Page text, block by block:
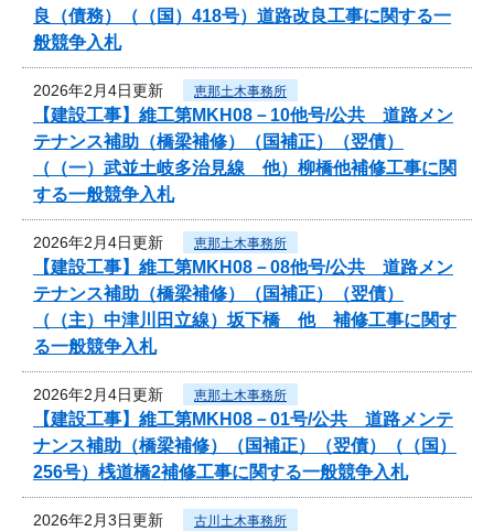
良（債務）（（国）418号）道路改良工事に関する一
般競争入札
2026年2月4日更新 恵那土木事務所
【建設工事】維工第MKH08－10他号/公共 道路メン
テナンス補助（橋梁補修）（国補正）（翌債）
（（一）武並土岐多治見線 他）柳橋他補修工事に関
する一般競争入札
2026年2月4日更新 恵那土木事務所
【建設工事】維工第MKH08－08他号/公共 道路メン
テナンス補助（橋梁補修）（国補正）（翌債）
（（主）中津川田立線）坂下橋 他 補修工事に関す
る一般競争入札
2026年2月4日更新 恵那土木事務所
【建設工事】維工第MKH08－01号/公共 道路メンテ
ナンス補助（橋梁補修）（国補正）（翌債）（（国）
256号）桟道橋2補修工事に関する一般競争入札
2026年2月3日更新 古川土木事務所